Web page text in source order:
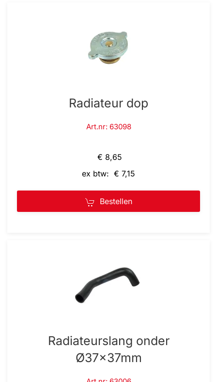
Radiateur dop
Art.nr: 63098
€ 8,65
ex btw: € 7,15
Bestellen
Radiateurslang onder
Ø37x37mm